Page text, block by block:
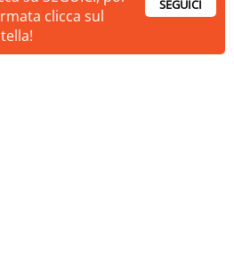
clicca sul
SEGUICI